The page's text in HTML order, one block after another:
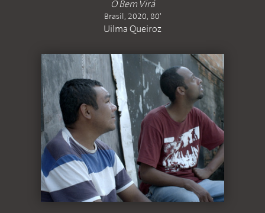
O Bem Virá
Brasil, 2020, 80'
Uilma Queiroz